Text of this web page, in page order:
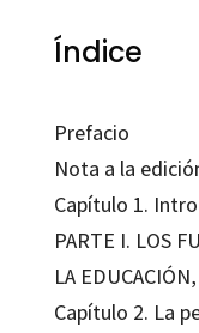
Índice
Prefacio
Nota a la
Capítulo 1.
PARTE I. LOS
LA
Capítulo 2. La